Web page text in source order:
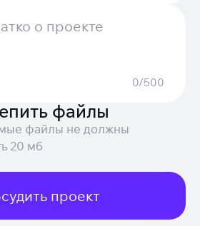
0/500
файлы
файлы не должны
20 мб
проект